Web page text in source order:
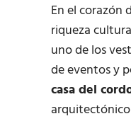
En el corazón
riqueza
uno de los
de eventos y
casa del